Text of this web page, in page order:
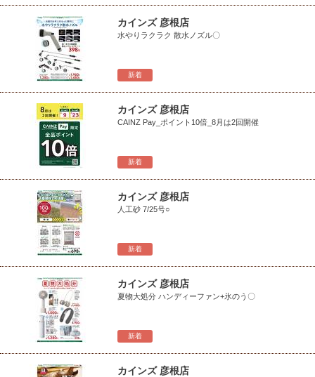
新着
カインズ 彦根店
水やりラクラク 散水ノズル〇
新着
カインズ 彦根店
CAINZ Pay_ポイント10倍_8月は2回開催
新着
カインズ 彦根店
人工砂 7/25号○
新着
カインズ 彦根店
夏物大処分 ハンディーファン+氷のう〇
カインズ 彦根店